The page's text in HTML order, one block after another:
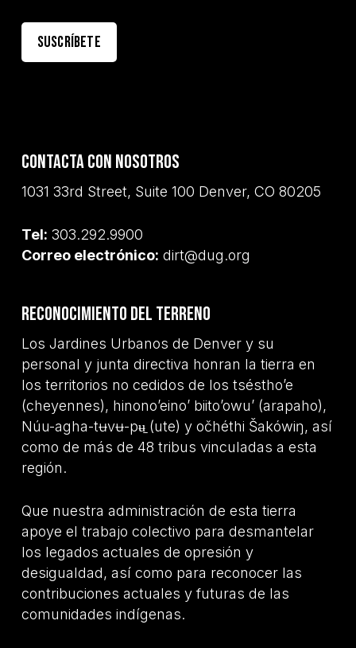
Contacta con nosotros
1031 33rd Street, Suite 100 Denver, CO 80205
Tel: 303.292.9900
Correo electrónico: dirt@dug.org
Reconocimiento del terreno
Los Jardines Urbanos de Denver y su
personal y junta directiva honran la tierra en
los territorios no cedidos de los tséstho’e
(cheyennes), hinono’eino’ biito’owu’ (arapaho),
Núu-agha-tʉvʉ-pʉ̱ (ute) y očhéthi Šakówiŋ, así
como de más de 48 tribus vinculadas a esta
región.
Que nuestra administración de esta tierra
apoye el trabajo colectivo para desmantelar
los legados actuales de opresión y
desigualdad, así como para reconocer las
contribuciones actuales y futuras de las
comunidades indígenas.